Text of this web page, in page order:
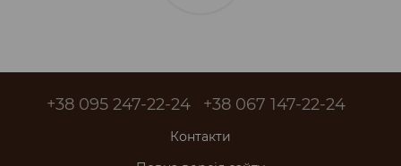
+38 095 247-22-24 +38 067 147-22-24
Контакти